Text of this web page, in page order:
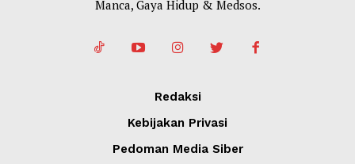
Manca, Gaya Hidup & Medsos.
Redaksi
Kebijakan Privasi
Pedoman Media Siber